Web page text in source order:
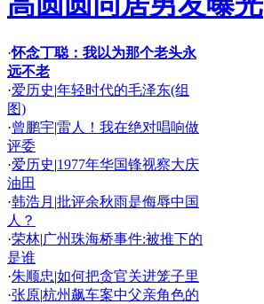
·怀念丁聪：我以为那个老头永
远不老
·爱历史|年轻时代的毛泽东(组
图)
·曾鹏宇|雷人！我在绝对唱响做
评委
·爱历史|1977年华国锋视察大庆
油田
·韩浩月 |批评余秋雨是侮辱中国
人？
·荣林|广州珠海桥事件:被推下的
是谁
·朱顺忠|如何把贪官关进笼子里
·张原|杭州飙车案中父亲角色的